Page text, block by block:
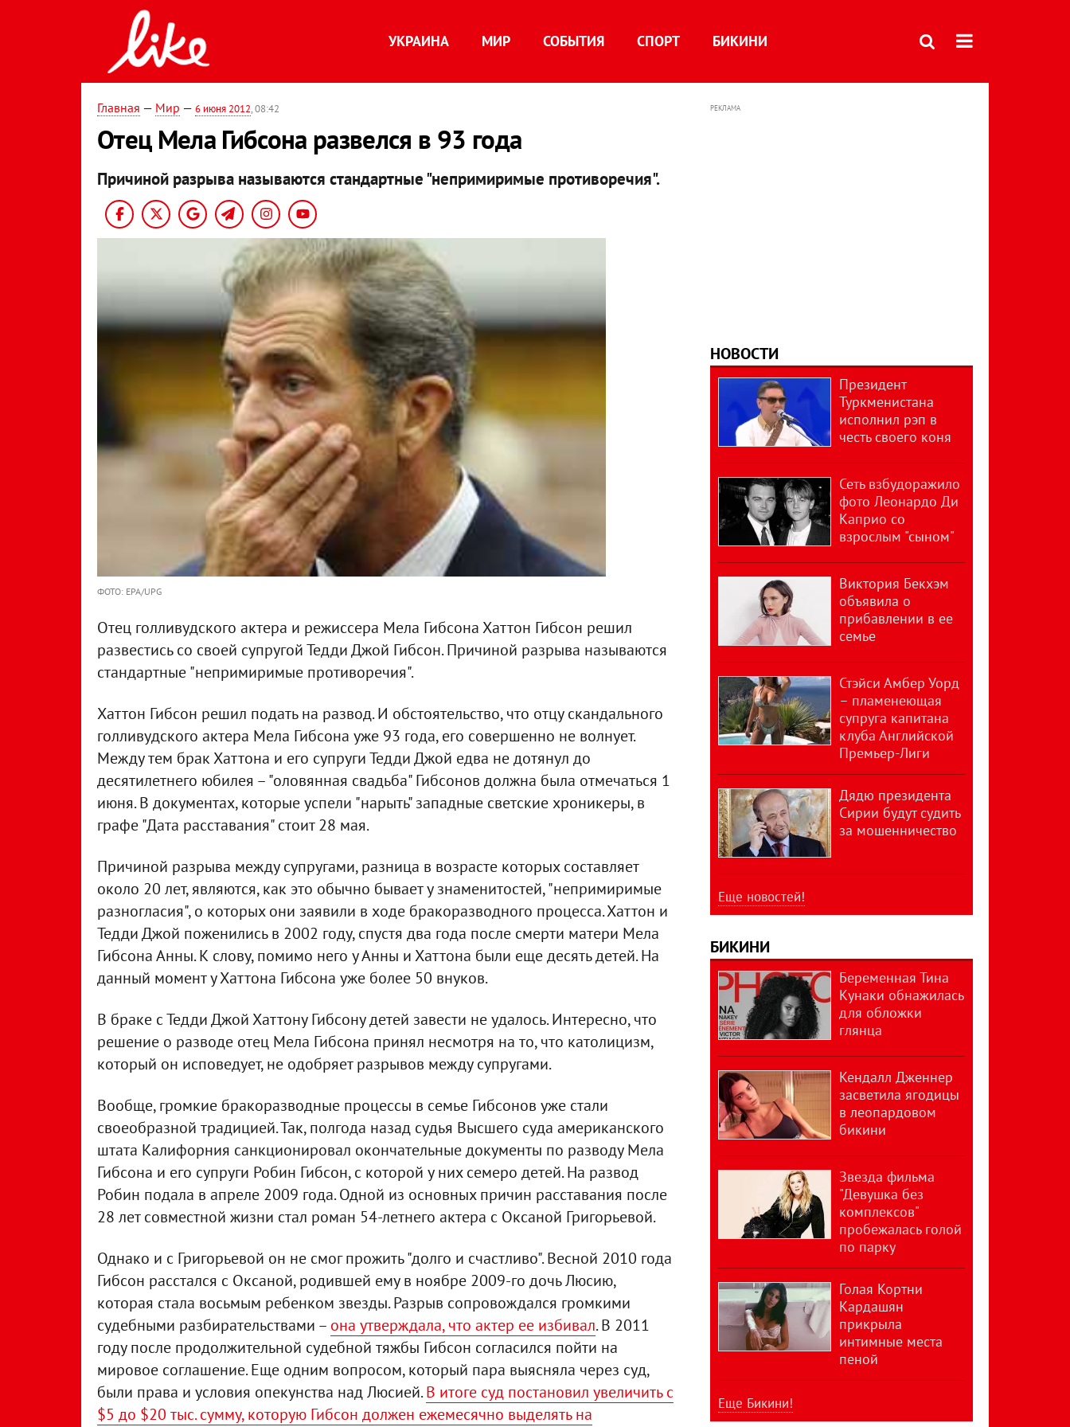
УКРАИНА МИР СОБЫТИЯ СПОРТ БИКИНИ
Главная — Мир — 6 июня 2012, 08:42
Отец Мела Гибсона развелся в 93 года
Причиной разрыва называются стандартные "непримиримые противоречия".
ФОТО: EPA/UPG
Отец голливудского актера и режиссера Мела Гибсона Хаттон Гибсон решил
развестись со своей супругой Тедди Джой Гибсон. Причиной разрыва называются
стандартные "непримиримые противоречия".
Хаттон Гибсон решил подать на развод. И обстоятельство, что отцу скандального
голливудского актера Мела Гибсона уже 93 года, его совершенно не волнует.
Между тем брак Хаттона и его супруги Тедди Джой едва не дотянул до
десятилетнего юбилея – "оловянная свадьба" Гибсонов должна была отмечаться 1
июня. В документах, которые успели "нарыть" западные светские хроникеры, в
графе "Дата расставания" стоит 28 мая.
Причиной разрыва между супругами, разница в возрасте которых составляет
около 20 лет, являются, как это обычно бывает у знаменитостей, "непримиримые
разногласия", о которых они заявили в ходе бракоразводного процесса. Хаттон и
Тедди Джой поженились в 2002 году, спустя два года после смерти матери Мела
Гибсона Анны. К слову, помимо него у Анны и Хаттона были еще десять детей. На
данный момент у Хаттона Гибсона уже более 50 внуков.
В браке с Тедди Джой Хаттону Гибсону детей завести не удалось. Интересно, что
решение о разводе отец Мела Гибсона принял несмотря на то, что католицизм,
который он исповедует, не одобряет разрывов между супругами.
Вообще, громкие бракоразводные процессы в семье Гибсонов уже стали
своеобразной традицией. Так, полгода назад судья Высшего суда американского
штата Калифорния санкционировал окончательные документы по разводу Мела
Гибсона и его супруги Робин Гибсон, с которой у них семеро детей. На развод
Робин подала в апреле 2009 года. Одной из основных причин расставания после
28 лет совместной жизни стал роман 54-летнего актера с Оксаной Григорьевой.
Однако и с Григорьевой он не смог прожить "долго и счастливо". Весной 2010 года
Гибсон расстался с Оксаной, родившей ему в ноябре 2009-го дочь Люсию,
которая стала восьмым ребенком звезды. Разрыв сопровождался громкими
судебными разбирательствами – она утверждала, что актер ее избивал. В 2011
году после продолжительной судебной тяжбы Гибсон согласился пойти на
мировое соглашение. Еще одним вопросом, который пара выясняла через суд,
были права и условия опекунства над Люсией.В итоге суд постановил увеличить с
$5 до $20 тыс. сумму, которую Гибсон должен ежемесячно выделять на
РЕКЛАМА
НОВОСТИ
Президент
Туркменистана
исполнил рэп в
честь своего коня
Сеть взбудоражило
фото Леонардо Ди
Каприо со
взрослым "сыном"
Виктория Бекхэм
объявила о
прибавлении в ее
семье
Стэйси Амбер Уорд
– пламенеющая
супруга капитана
клуба Английской
Премьер-Лиги
Дядю президента
Сирии будут судить
за мошенничество
Еще новостей!
БИКИНИ
Беременная Тина
Кунаки обнажилась
для обложки
глянца
Кендалл Дженнер
засветила ягодицы
в леопардовом
бикини
Звезда фильма
"Девушка без
комплексов"
пробежалась голой
по парку
Голая Кортни
Кардашян
прикрыла
интимные места
пеной
Еще Бикини!